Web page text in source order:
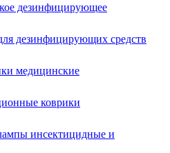
дезинфицирующее
дезинфицирующих средств
медицинские
коврики
инсектицидные и